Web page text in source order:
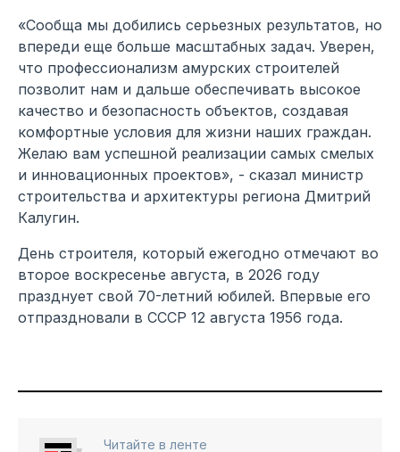
«Сообща мы добились серьезных результатов, но
впереди еще больше масштабных задач. Уверен,
что профессионализм амурских строителей
позволит нам и дальше обеспечивать высокое
качество и безопасность объектов, создавая
комфортные условия для жизни наших граждан.
Желаю вам успешной реализации самых смелых
и инновационных проектов», - сказал министр
строительства и архитектуры региона Дмитрий
Калугин.
День строителя, который ежегодно отмечают во
второе воскресенье августа, в 2026 году
празднует свой 70-летний юбилей. Впервые его
отпраздновали в СССР 12 августа 1956 года.
Читайте в ленте